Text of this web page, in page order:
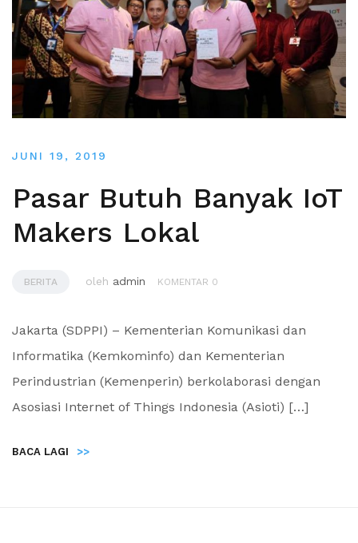
JUNI 19, 2019
Pasar Butuh Banyak IoT
Makers Lokal
BERITA oleh admin KOMENTAR 0
Jakarta (SDPPI) – Kementerian Komunikasi dan
Informatika (Kemkominfo) dan Kementerian
Perindustrian (Kemenperin) berkolaborasi dengan
Asosiasi Internet of Things Indonesia (Asioti) […]
BACA LAGI >>